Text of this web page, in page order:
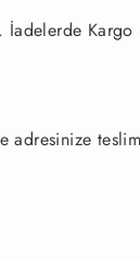
Kargo
adresinize